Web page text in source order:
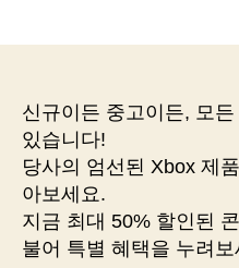
신규이든 중고이든, 모
있습니다!
당사의 엄선된 Xbox 제
아보세요.
지금 최대 50% 할인된
불어 특별 혜택을 누려보